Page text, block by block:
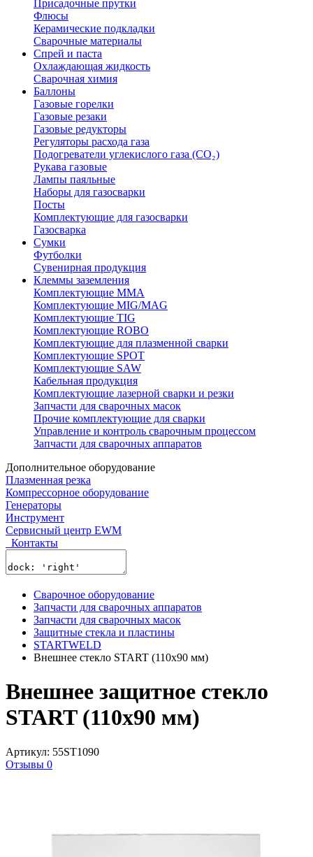
Присадочные прутки
Флюсы
Керамические подкладки
Сварочные материалы
Спрей и паста
Охлаждающая жидкость
Сварочная химия
Баллоны
Газовые горелки
Газовые резаки
Газовые редукторы
Регуляторы расхода газа
Подогреватели углекислого газа (CO₂)
Рукава газовые
Лампы паяльные
Наборы для газосварки
Посты
Комплектующие для газосварки
Газосварка
Сумки
Футболки
Сувенирная продукция
Клеммы заземления
Комплектующие ММА
Комплектующие MIG/MAG
Комплектующие TIG
Комплектующие ROBO
Комплектующие для плазменной сварки
Комплектующие SPOT
Комплектующие SAW
Кабельная продукция
Комплектующие лазерной сварки и резки
Запчасти для сварочных масок
Прочие комплектующие для сварки
Управление и контроль сварочным процессом
Запчасти для сварочных аппаратов
Дополнительное оборудование
Плазменная резка
Компрессорное оборудование
Генераторы
Инструмент
Сервисный центр EWM
Контакты
Сварочное оборудование
Запчасти для сварочных аппаратов
Запчасти для сварочных масок
Защитные стекла и пластины
STARTWELD
Внешнее стекло START (110х90 мм)
Внешнее защитное стекло
START (110х90 мм)
Артикул: 55ST1090
Отзывы 0